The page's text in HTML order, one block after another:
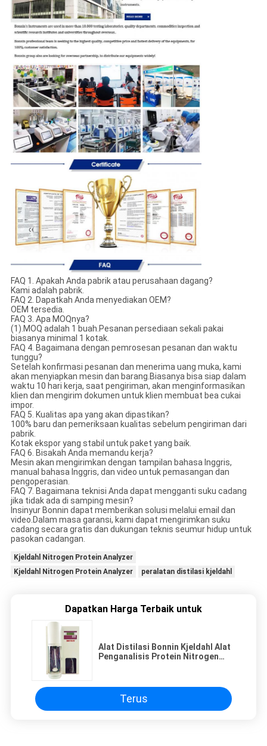
FAQ 1. Apakah Anda pabrik atau perusahaan dagang?
Kami adalah pabrik.
FAQ 2. Dapatkah Anda menyediakan OEM?
OEM tersedia.
FAQ 3. Apa MOQnya?
(1).MOQ adalah 1 buah.Pesanan persediaan sekali pakai
biasanya minimal 1 kotak.
FAQ 4. Bagaimana dengan pemrosesan pesanan dan waktu
tunggu?
Setelah konfirmasi pesanan dan menerima uang muka, kami
akan menyiapkan mesin dan barang.Biasanya bisa siap dalam
waktu 10 hari kerja, saat pengiriman, akan menginformasikan
klien dan mengirim dokumen untuk klien membuat bea cukai
impor.
FAQ 5. Kualitas apa yang akan dipastikan?
100% baru dan pemeriksaan kualitas sebelum pengiriman dari
pabrik.
Kotak ekspor yang stabil untuk paket yang baik.
FAQ 6. Bisakah Anda memandu kerja?
Mesin akan mengirimkan dengan tampilan bahasa Inggris,
manual bahasa Inggris, dan video untuk pemasangan dan
pengoperasian.
FAQ 7. Bagaimana teknisi Anda dapat mengganti suku cadang
jika tidak ada di samping mesin?
Insinyur Bonnin dapat memberikan solusi melalui email dan
video.Dalam masa garansi, kami dapat mengirimkan suku
cadang secara gratis dan dukungan teknis seumur hidup untuk
pasokan cadangan.
Kjeldahl Nitrogen Protein Analyzer
Kjeldahl Nitrogen Protein Analyzer
peralatan distilasi kjeldahl
Dapatkan Harga Terbaik untuk
Alat Distilasi Bonnin Kjeldahl Alat
Penganalisis Protein Nitrogen
Terus